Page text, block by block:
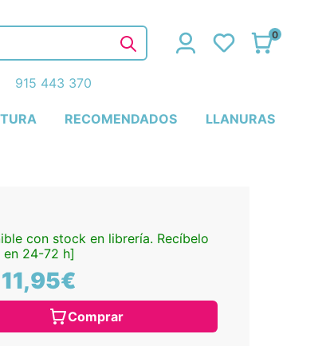
RECOMENDADOS LLANURAS
0
915 443 370
con stock en librería. Recíbelo
en 24-72 h]
11,95€
Comprar